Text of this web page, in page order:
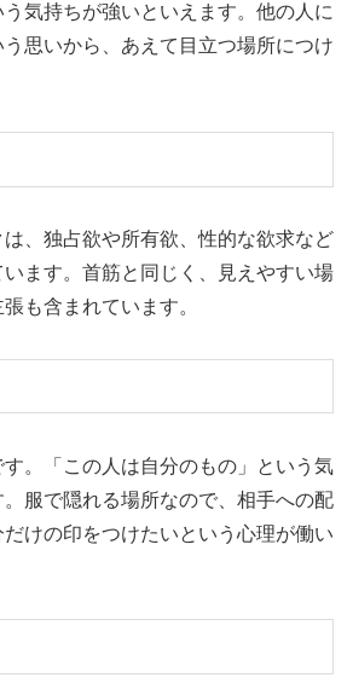
気持ちが強いといえます。他の人に
思いから、あえて目立つ場所につけ
、独占欲や所有欲、性的な欲求など
ます。首筋と同じく、見えやすい場
も含まれています。
。「この人は自分のもの」という気
服で隠れる場所なので、相手への配
けの印をつけたいという心理が働い